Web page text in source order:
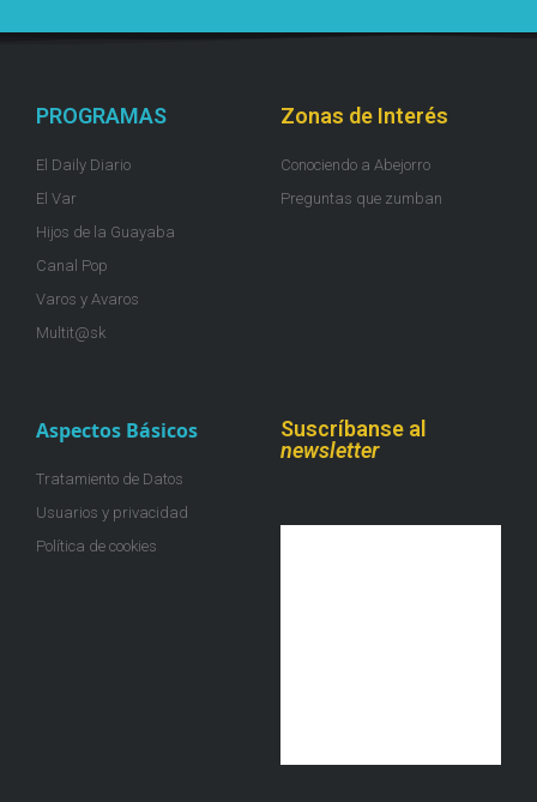
PROGRAMAS
El Daily Diario
El Var
Hijos de la Guayaba
Canal Pop
Varos y Avaros
Multit@sk
Zonas de Interés
Conociendo a Abejorro
Preguntas que zumban
Aspectos Básicos
Tratamiento de Datos
Usuarios y privacidad
Política de cookies
Suscríbanse al
newsletter